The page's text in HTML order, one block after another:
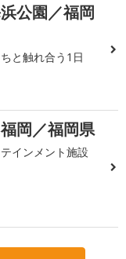
公園／福岡
と触れ合う1日
岡／福岡県
インメント施設